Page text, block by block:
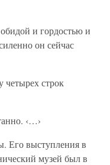
и гордостью и
он сейчас
строк
‹…›
Его выступления в
музей был в